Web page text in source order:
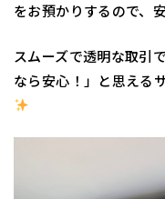
をお預かりするので、
スムーズで透明な取引
なら安心！」と思える